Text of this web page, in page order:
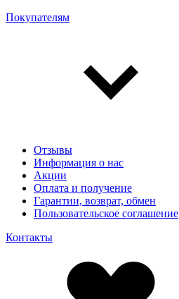
Покупателям
Отзывы
Информация о нас
Акции
Оплата и получение
Гарантии, возврат, обмен
Пользовательское соглашение
Контакты